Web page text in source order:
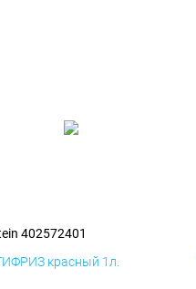
402572401
красный 1л.